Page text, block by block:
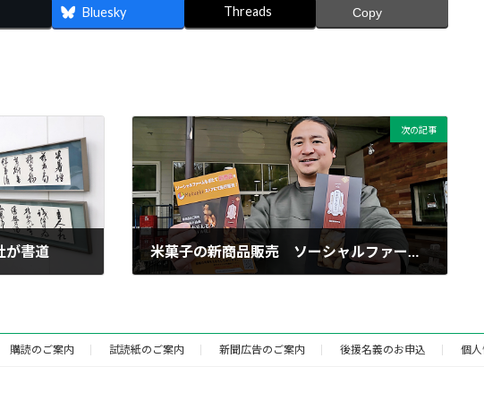
Bluesky Threads Copy
が書道
次の記事
米菓子の新商品販売 ソーシャルファームもぎたて
購読のご案内 試読紙のご案内 新聞広告のご案内 後援名義のお申込 個